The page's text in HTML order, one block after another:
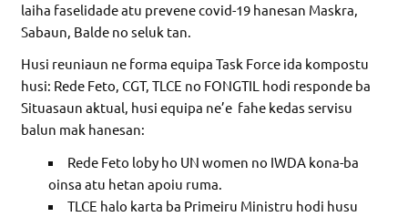
laiha faselidade atu prevene covid-19 hanesan Maskra,
Sabaun, Balde no seluk tan.
Husi reuniaun ne forma equipa Task Force ida kompostu
husi: Rede Feto, CGT, TLCE no FONGTIL hodi responde ba
Situasaun aktual, husi equipa ne’e fahe kedas servisu
balun mak hanesan:
Rede Feto loby ho UN women no IWDA kona-ba
oinsa atu hetan apoiu ruma.
TLCE halo karta ba Primeiru Ministru hodi husu